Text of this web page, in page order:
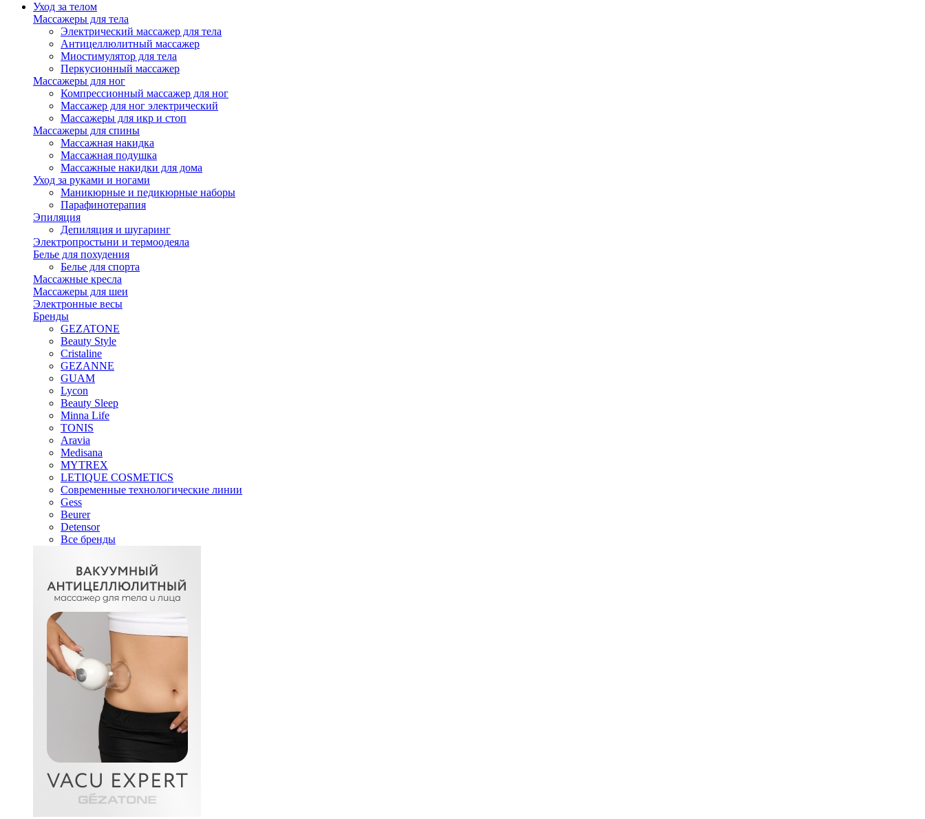
Уход за телом
Массажеры для тела
Электрический массажер для тела
Антицеллюлитный массажер
Миостимулятор для тела
Перкусионный массажер
Массажеры для ног
Компрессионный массажер для ног
Массажер для ног электрический
Массажеры для икр и стоп
Массажеры для спины
Массажная накидка
Массажная подушка
Массажные накидки для дома
Уход за руками и ногами
Маникюрные и педикюрные наборы
Парафинотерапия
Эпиляция
Депиляция и шугаринг
Электропростыни и термоодеяла
Белье для похудения
Белье для спорта
Массажные кресла
Массажеры для шеи
Электронные весы
Бренды
GEZATONE
Beauty Style
Cristaline
GEZANNE
GUAM
Lycon
Beauty Sleep
Minna Life
TONIS
Aravia
Medisana
MYTREX
LETIQUE COSMETICS
Современные технологические линии
Gess
Beurer
Detensor
Все бренды